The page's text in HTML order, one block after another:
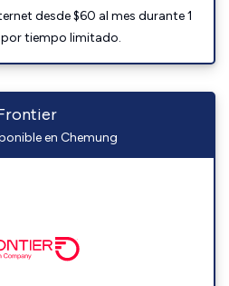
desde $60 al mes durante 1
tiempo limitado.
en Chemung